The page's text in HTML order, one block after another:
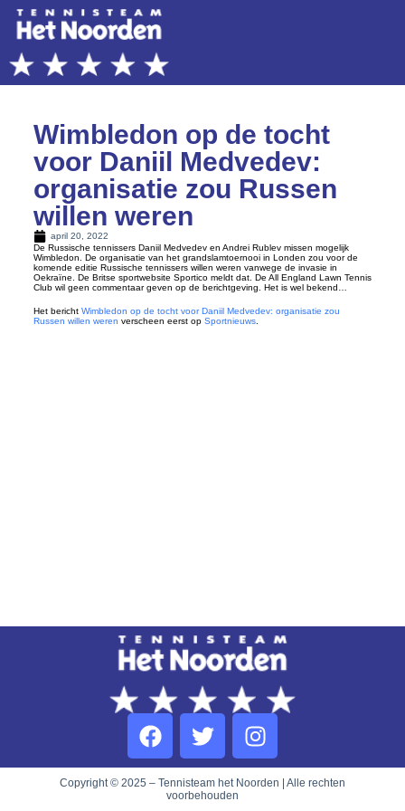
Wimbledon op de tocht
voor Daniil Medvedev:
organisatie zou Russen
willen weren
april 20, 2022
De Russische tennissers Daniil Medvedev en Andrei Rublev missen mogelijk
Wimbledon. De organisatie van het grandslamtoernooi in Londen zou voor de
komende editie Russische tennissers willen weren vanwege de invasie in
Oekraïne. De Britse sportwebsite Sportico meldt dat. De All England Lawn Tennis
Club wil geen commentaar geven op de berichtgeving. Het is wel bekend…
Het bericht Wimbledon op de tocht voor Daniil Medvedev: organisatie zou
Russen willen weren verscheen eerst op Sportnieuws.
Copyright © 2025 – Tennisteam het Noorden | Alle rechten
voorbehouden